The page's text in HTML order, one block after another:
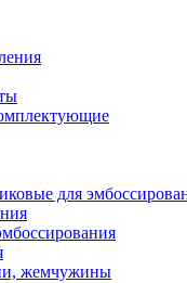
для
жемчужины